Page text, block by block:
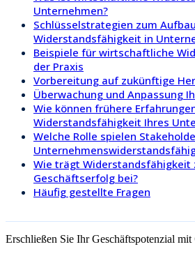
Unternehmen?
Schlüsselstrategien zum
Widerstandsfähigkeit in
Beispiele für wirtschaftliche
der Praxis
Vorbereitung auf zukünftige
Überwachung und Anpassung
Wie können frühere
Widerstandsfähigkeit Ihres
Welche Rolle spielen
Wie trägt Widerstandsfähigkeit
Geschäftserfolg bei?
Häufig gestellte Fragen
Erschließen Sie Ihr Geschäftspotenzial mit